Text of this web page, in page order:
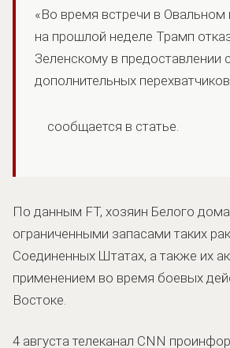
«Во время встречи в Овальном
на прошлой неделе Трамп
Зеленскому в предоставлении
дополнительных
сообщается в статье.
По данным FT, хозяин Белого
ограниченными запасами таких
Соединенных Штатах, а также их
применением во время боевых
Востоке.
4 августа телеканал CNN